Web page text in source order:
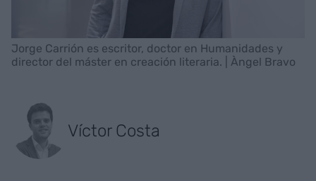
Jorge Carrión es escritor, doctor en Humanidades y
director del máster en creación literaria. | Àngel Bravo
Víctor Costa